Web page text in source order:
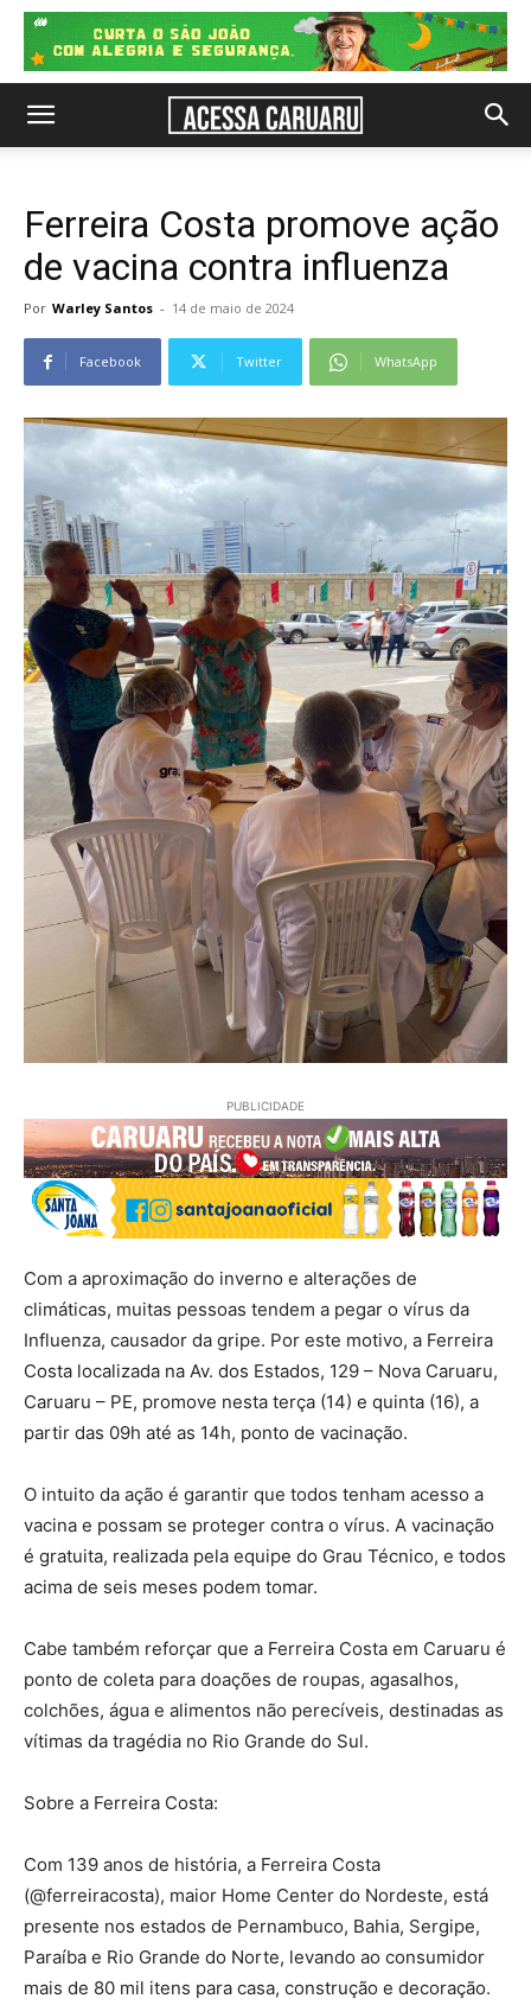
Ferreira Costa promove ação
de vacina contra influenza
Por Warley Santos - 14 de maio de 2024
Facebook Twitter WhatsApp
PUBLICIDADE
Com a aproximação do inverno e alterações de
climáticas, muitas pessoas tendem a pegar o vírus da
Influenza, causador da gripe. Por este motivo, a Ferreira
Costa localizada na Av. dos Estados, 129 – Nova Caruaru,
Caruaru – PE, promove nesta terça (14) e quinta (16), a
partir das 09h até as 14h, ponto de vacinação.
O intuito da ação é garantir que todos tenham acesso a
vacina e possam se proteger contra o vírus. A vacinação
é gratuita, realizada pela equipe do Grau Técnico, e todos
acima de seis meses podem tomar.
Cabe também reforçar que a Ferreira Costa em Caruaru é
ponto de coleta para doações de roupas, agasalhos,
colchões, água e alimentos não perecíveis, destinadas as
vítimas da tragédia no Rio Grande do Sul.
Sobre a Ferreira Costa:
Com 139 anos de história, a Ferreira Costa
(@ferreiracosta), maior Home Center do Nordeste, está
presente nos estados de Pernambuco, Bahia, Sergipe,
Paraíba e Rio Grande do Norte, levando ao consumidor
mais de 80 mil itens para casa, construção e decoração.